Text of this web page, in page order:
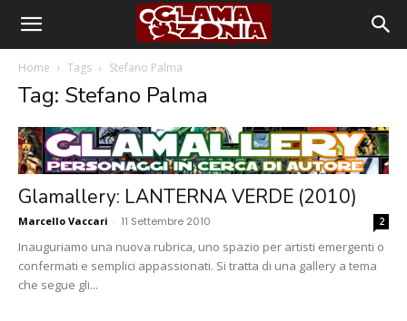
Home Tags Stefano Palma
Tag: Stefano Palma
Glamallery: LANTERNA VERDE (2010)
Marcello Vaccari - 11 Settembre 2010 2
Inauguriamo una nuova rubrica, uno spazio per artisti emergenti o
confermati e semplici appassionati. Si tratta di una gallery a tema
che segue gli...